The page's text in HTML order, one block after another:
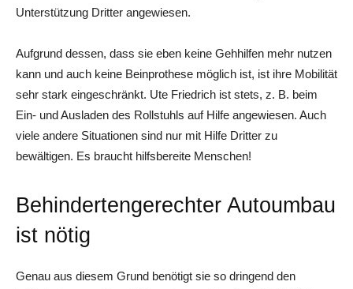
Unterstützung Dritter angewiesen.
Aufgrund dessen, dass sie eben keine Gehhilfen mehr nutzen
kann und auch keine Beinprothese möglich ist, ist ihre Mobilität
sehr stark eingeschränkt. Ute Friedrich ist stets, z. B. beim
Ein- und Ausladen des Rollstuhls auf Hilfe angewiesen. Auch
viele andere Situationen sind nur mit Hilfe Dritter zu
bewältigen. Es braucht hilfsbereite Menschen!
Behindertengerechter Autoumbau
ist nötig
Genau aus diesem Grund benötigt sie so dringend den